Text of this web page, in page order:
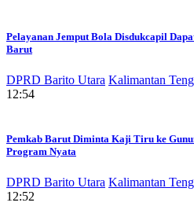
Pelayanan Jemput Bola Disdukcapil
Barut
DPRD Barito Utara Kalimantan
12:54
Pemkab Barut Diminta Kaji Tiru ke
Program Nyata
DPRD Barito Utara Kalimantan
12:52